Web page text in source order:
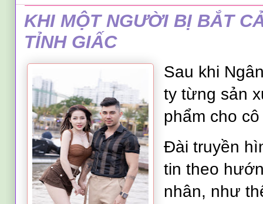
KHI MỘT NGƯỜI BỊ BẮT
TỈNH GIẤC
Sau khi
ty từng sản
phẩm cho
Đài truyền
tin theo
nhân, như